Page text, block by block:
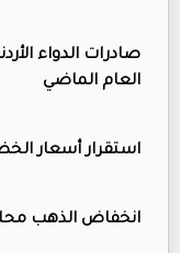
العام الماضي
استقرار أسعار
انخفاض الذهب محليا 80 قرشا خلال الأسبوع